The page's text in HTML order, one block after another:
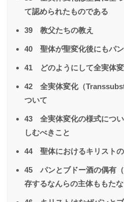
て認められたものである
39 教父たちの教え
40 聖体が聖変化後にもパ
41 どのようにして全実体
42 全実体変化（
ついて
43 全実体変化の様式につ
しむべきこと
44 聖体におけるキリスト
45 パンとブドー酒の偶有
存するなんらの主体ももた